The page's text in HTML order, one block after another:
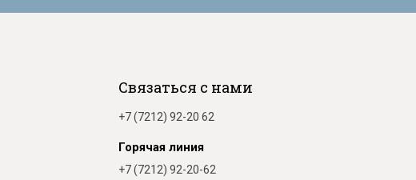
Связаться с нами
+7 (7212) 92-20 62
Горячая линия
+7 (7212) 92-20-62